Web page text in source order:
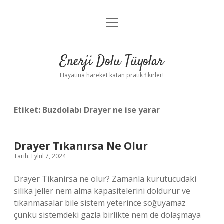
Anasayfa
Yasal Uyarı
menüyü
Enerji Dolu Tüyolar
Hayatına hareket katan pratik fikirler!
Etiket: Buzdolabı Drayer ne ise yarar
Drayer Tıkanırsa Ne Olur
Tarih: Eylül 7, 2024
Drayer Tikanirsa ne olur? Zamanla kurutucudaki
silika jeller nem alma kapasitelerini doldurur ve
tıkanmasalar bile sistem yeterince soğuyamaz
çünkü sistemdeki gazla birlikte nem de dolaşmaya